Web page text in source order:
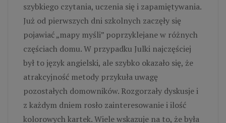
szybkiego czytania, uczenia się i zapamiętywania.
Już od pierwszych dni szkolnych zaczęły się
pojawiać „mapy myśli” poprzyklejane w różnych
częściach domu. W przypadku Julki najczęściej
był to język angielski, ale szybko okazało się, że
atrakcyjność metody przykuła uwagę
pozostałych domowników. Rozgorzały dyskusje i
z każdym dniem rosło zainteresowanie i ilość
kolorowych kartek. Wiele wskazuje na to, że była